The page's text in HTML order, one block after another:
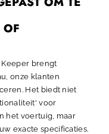
OF
brengt
onze klanten
Het biedt niet
voor
het voertuig, maar
exacte specificaties.